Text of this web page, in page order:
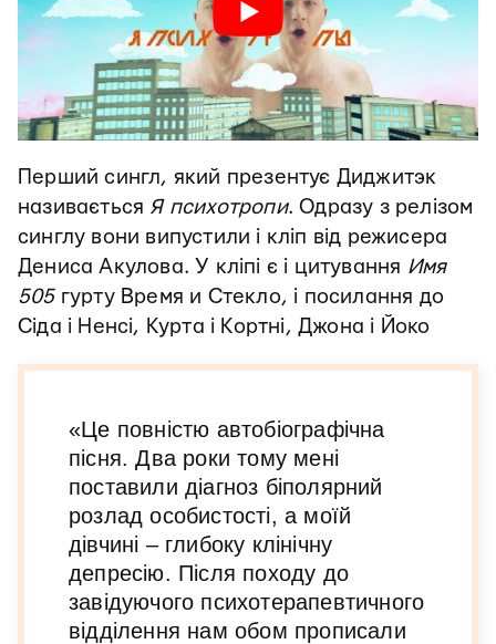
Перший сингл, який презентує Диджитэк
називається Я психотропи. Одразу з релізом
синглу вони випустили і кліп від режисера
Дениса Акулова. У кліпі є і цитування Имя
505гурту Время и Стекло, і посилання до
Сіда і Ненсі, Курта і Кортні, Джона і Йоко
«Це повністю автобіографічна
пісня. Два роки тому мені
поставили діагноз біполярний
розлад особистості, а моїй
дівчині – глибоку клінічну
депресію. Після походу до
завідуючого психотерапевтичного
відділення нам обом прописали